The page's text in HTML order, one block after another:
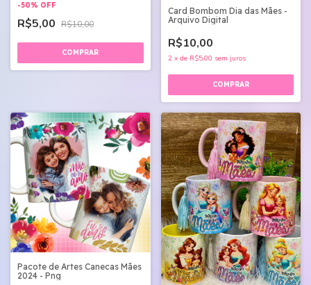
-50% OFF
R$5,00 R$10,00
Card Bombom Dia das Mães -
Arquivo Digital
R$10,00
2 x de R$5,00 sem juros
Pacote de Artes Canecas Mães
2024 - Png